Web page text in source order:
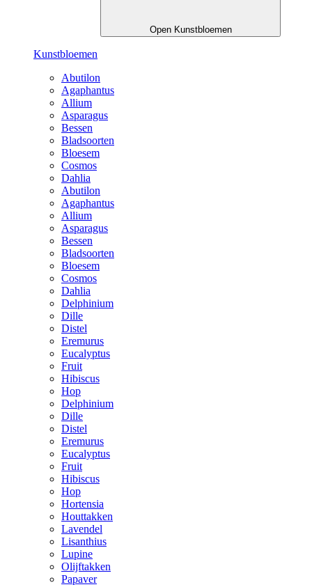
Open Kunstbloemen
Kunstbloemen
Abutilon
Agaphantus
Allium
Asparagus
Bessen
Bladsoorten
Bloesem
Cosmos
Dahlia
Abutilon
Agaphantus
Allium
Asparagus
Bessen
Bladsoorten
Bloesem
Cosmos
Dahlia
Delphinium
Dille
Distel
Eremurus
Eucalyptus
Fruit
Hibiscus
Hop
Delphinium
Dille
Distel
Eremurus
Eucalyptus
Fruit
Hibiscus
Hop
Hortensia
Houttakken
Lavendel
Lisanthius
Lupine
Olijftakken
Papaver